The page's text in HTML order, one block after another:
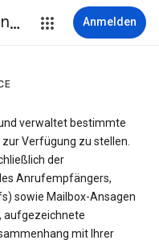
Datenschutzerklärung & Nutzungsbedingungen Anmelden
verwaltet bestimmte
Verfügung zu stellen.
der
Anrufempfängers,
sowie Mailbox-Ansagen
aufgezeichnete
mit Ihrer